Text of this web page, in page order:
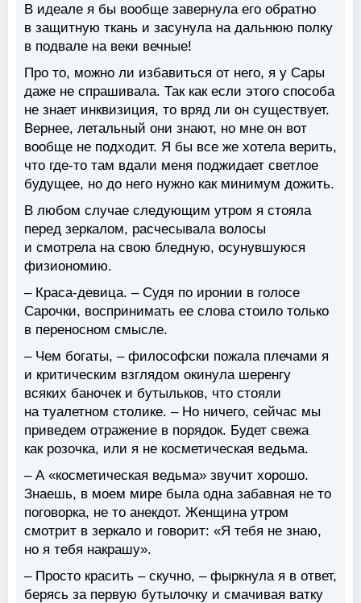
В идеале я бы вообще завернула его обратно
в защитную ткань и засунула на дальнюю полку
в подвале на веки вечные!
Про то, можно ли избавиться от него, я у Сары
даже не спрашивала. Так как если этого способа
не знает инквизиция, то вряд ли он существует.
Вернее, летальный они знают, но мне он вот
вообще не подходит. Я бы все же хотела верить,
что где-то там вдали меня поджидает светлое
будущее, но до него нужно как минимум дожить.
В любом случае следующим утром я стояла
перед зеркалом, расчесывала волосы
и смотрела на свою бледную, осунувшуюся
физиономию.
– Краса-девица. – Судя по иронии в голосе
Сарочки, воспринимать ее слова стоило только
в переносном смысле.
– Чем богаты, – философски пожала плечами я
и критическим взглядом окинула шеренгу
всяких баночек и бутыльков, что стояли
на туалетном столике. – Но ничего, сейчас мы
приведем отражение в порядок. Будет свежа
как розочка, или я не косметическая ведьма.
– А «косметическая ведьма» звучит хорошо.
Знаешь, в моем мире была одна забавная не то
поговорка, не то анекдот. Женщина утром
смотрит в зеркало и говорит: «Я тебя не знаю,
но я тебя накрашу».
– Просто красить – скучно, – фыркнула я в ответ,
берясь за первую бутылочку и смачивая ватку